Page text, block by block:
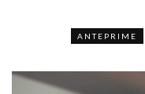
ANTEPRIME